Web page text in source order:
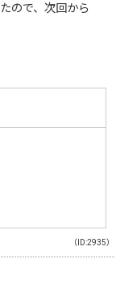
ので、次回から
（ID:2935）